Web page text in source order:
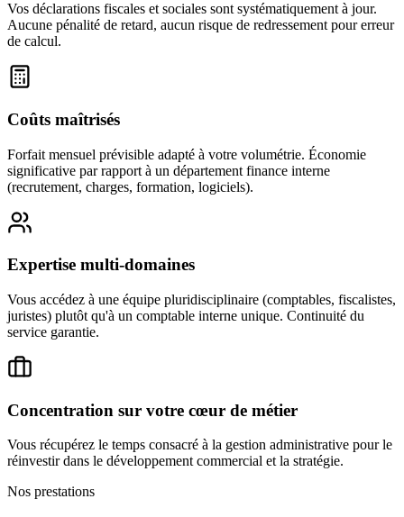
Vos déclarations fiscales et sociales sont systématiquement à jour.
Aucune pénalité de retard, aucun risque de redressement pour erreur
de calcul.
Coûts maîtrisés
Forfait mensuel prévisible adapté à votre volumétrie. Économie
significative par rapport à un département finance interne
(recrutement, charges, formation, logiciels).
Expertise multi-domaines
Vous accédez à une équipe pluridisciplinaire (comptables, fiscalistes,
juristes) plutôt qu'à un comptable interne unique. Continuité du
service garantie.
Concentration sur votre cœur de métier
Vous récupérez le temps consacré à la gestion administrative pour le
réinvestir dans le développement commercial et la stratégie.
Nos prestations